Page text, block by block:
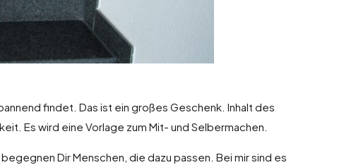
findet. Das ist ein großes Geschenk. Inhalt des
Es wird eine Vorlage zum Mit- und Selbermachen.
Dir Menschen, die dazu passen. Bei mir sind es